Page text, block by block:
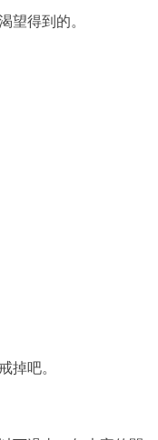
望得到的。
掉吧。